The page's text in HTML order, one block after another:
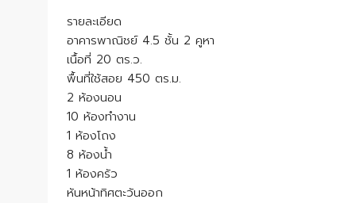
รายละเอียด
อาคารพาณิชย์ 4.5 ชั้น 2 คูหา
เนื้อที่ 20 ตร.ว.
พื้นที่ใช้สอย 450 ตร.ม.
2 ห้องนอน
10 ห้องทำงาน
1 ห้องโถง
8 ห้องน้ำ
1 ห้องครัว
หันหน้าทิศตะวันออก